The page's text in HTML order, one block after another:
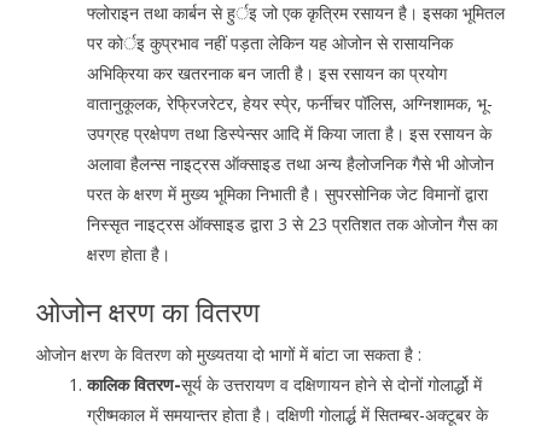
फ्लोराइन तथा कार्बन से हुर्इ जो एक कृत्रिम रसायन है। इसका भूमितल
पर कोर्इ कुप्रभाव नहीं पड़ता लेकिन यह ओजोन से रासायनिक
अभिक्रिया कर खतरनाक बन जाती है। इस रसायन का प्रयोग
वातानुकूलक, रेफ्रिजरेटर, हेयर स्पे्र, फर्नीचर पॉलिस, अग्निशामक, भू-
उपग्रह प्रक्षेपण तथा डिस्पेन्सर आदि में किया जाता है। इस रसायन के
अलावा हैलन्स नाइट्रस ऑक्साइड तथा अन्य हैलोजनिक गैसे भी ओजोन
परत के क्षरण में मुख्य भूमिका निभाती है। सुपरसोनिक जेट विमानों द्वारा
निस्सृत नाइट्रस ऑक्साइड द्वारा 3 से 23 प्रतिशत तक ओजोन गैस का
क्षरण होता है।
ओजोन क्षरण का वितरण
ओजोन क्षरण के वितरण को मुख्यतया दो भागों में बांटा जा सकता है :
कालिक वितरण-सूर्य के उत्तरायण व दक्षिणायन होने से दोनों गोलार्द्धो में
ग्रीष्मकाल में समयान्तर होता है। दक्षिणी गोलार्द्ध में सितम्बर-अक्टूबर के